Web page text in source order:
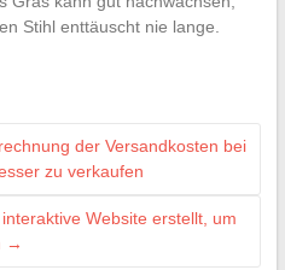
Stihl enttäuscht nie lange.
der Versandkosten bei
zu verkaufen
Website erstellt, um
→